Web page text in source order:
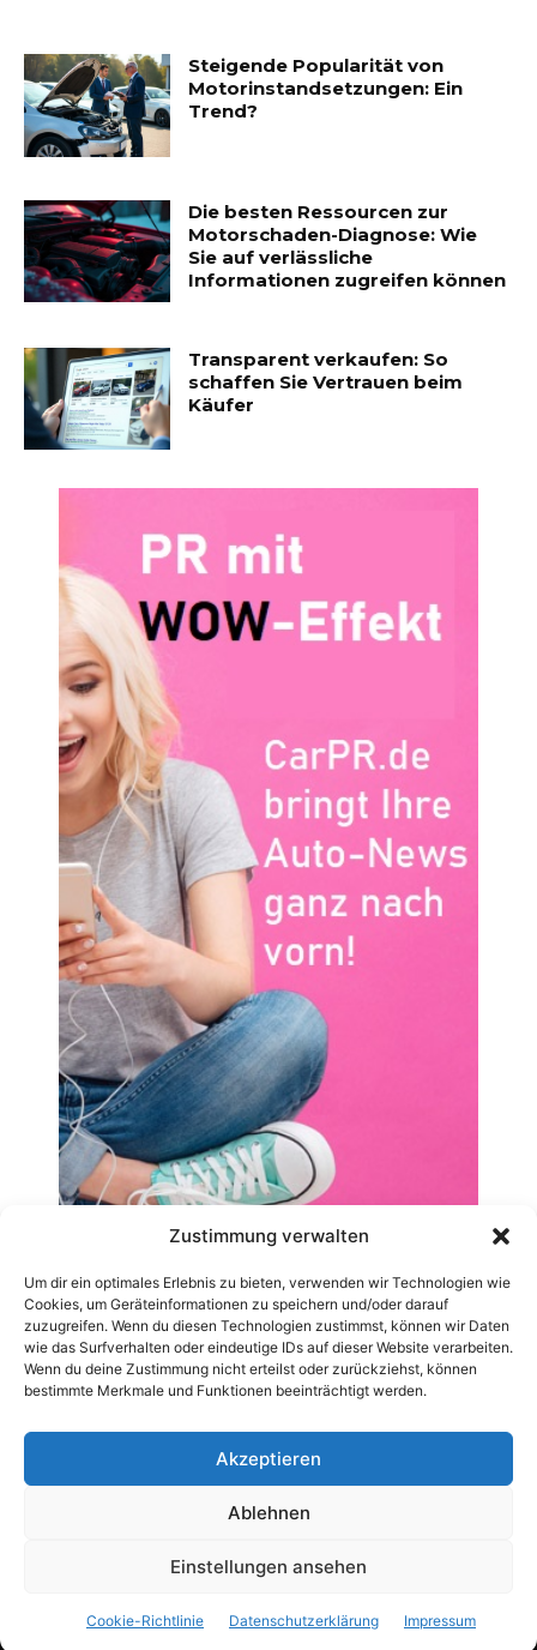
Zustimmung verwalten
Um dir ein optimales Erlebnis zu bieten, verwenden wir Technologien wie
Cookies, um Geräteinformationen zu speichern und/oder darauf
zuzugreifen. Wenn du diesen Technologien zustimmst, können wir Daten
wie das Surfverhalten oder eindeutige IDs auf dieser Website verarbeiten.
Wenn du deine Zustimmung nicht erteilst oder zurückziehst, können
bestimmte Merkmale und Funktionen beeinträchtigt werden.
Akzeptieren
Ablehnen
Einstellungen ansehen
Cookie-Richtlinie Datenschutzerklärung Impressum
Steigende Popularität von
Motorinstandsetzungen: Ein
Trend?
Die besten Ressourcen zur
Motorschaden-Diagnose: Wie
Sie auf verlässliche
Informationen zugreifen können
Transparent verkaufen: So
schaffen Sie Vertrauen beim
Käufer
Pressemitteilung veröffentlichen
Archiv-News
Cookie-Richtlinie (EU)
© 2019 - 2025 © CarWebnews.com